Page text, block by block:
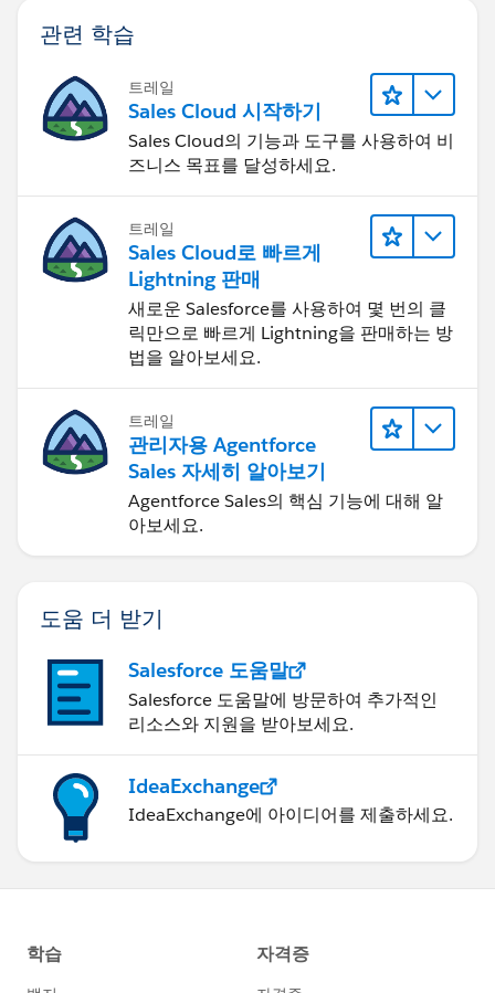
관련 학습
트레일
Sales Cloud 시작하기
Sales Cloud의 기능과 도구를 사용하여 비
즈니스 목표를 달성하세요.
트레일
Sales Cloud로 빠르게
Lightning 판매
새로운 Salesforce를 사용하여 몇 번의 클
릭만으로 빠르게 Lightning을 판매하는 방
법을 알아보세요.
트레일
관리자용 Agentforce
Sales 자세히 알아보기
Agentforce Sales의 핵심 기능에 대해 알
아보세요.
도움 더 받기
Salesforce 도움말
Salesforce 도움말에 방문하여 추가적인
리소스와 지원을 받아보세요.
IdeaExchange
IdeaExchange에 아이디어를 제출하세요.